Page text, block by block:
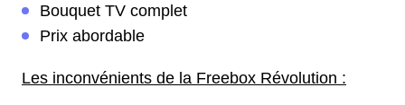
Bouquet TV complet
Prix abordable
Les inconvénients de la Freebox Révolution :